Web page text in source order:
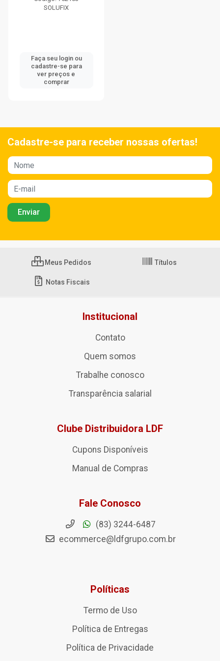
SOLUFIX
Faça seu login ou
cadastre-se para
ver preços e
comprar
Cadastre-se para receber nossas ofertas!
Meus Pedidos Títulos
Notas Fiscais
Institucional
Contato
Quem somos
Trabalhe conosco
Transparência salarial
Clube Distribuidora LDF
Cupons Disponíveis
Manual de Compras
Fale Conosco
(83) 3244-6487
ecommerce@ldfgrupo.com.br
Políticas
Termo de Uso
Política de Entregas
Política de Privacidade